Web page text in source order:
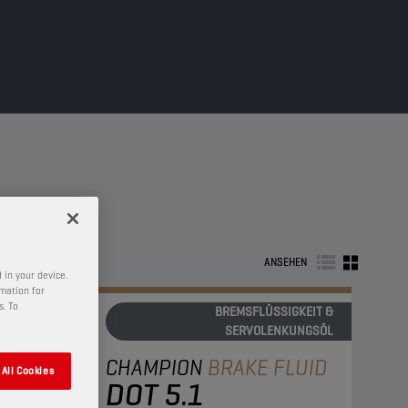
ANSEHEN
BREMSFLÜSSIGKEIT &
SERVOLENKUNGSÖL
CHAMPION BRAKE FLUID
DOT 5.1
your device.
for
To
Cookies